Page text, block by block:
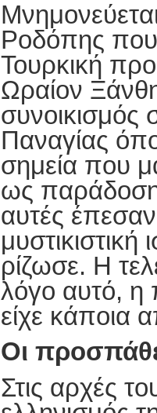
Ροδόπης που
Τουρκική
Ωραίον
Παναγίας
σημεία που
ως παράδοση
αυτές
ρίζωσε. Η
λόγο αυτό, η
είχε κάποια
Οι
Στις αρχές